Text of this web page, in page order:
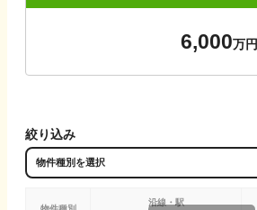
6,000万円
絞り込み
沿線・駅